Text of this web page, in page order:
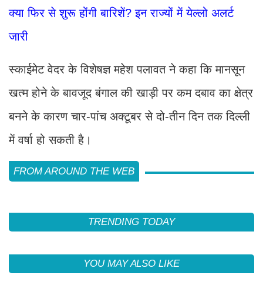
क्या फिर से शुरू होंगी बारिशें? इन राज्यों में येल्लो अलर्ट
जारी
स्काईमेट वेदर के विशेषज्ञ महेश पलावत ने कहा कि मानसून
खत्म होने के बावजूद बंगाल की खाड़ी पर कम दबाव का क्षेत्र
बनने के कारण चार-पांच अक्टूबर से दो-तीन दिन तक दिल्ली
में वर्षा हो सकती है।
FROM AROUND THE WEB
TRENDING TODAY
YOU MAY ALSO LIKE